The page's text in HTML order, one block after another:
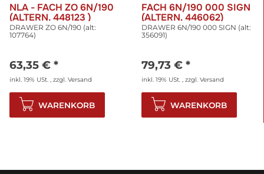
NLA - FACH ZO 6N/190
(ALTERN. 448123 )
DRAWER ZO 6N/190 (alt:
107764)
63,35 € *
inkl. 19% USt. , zzgl. Versand
WARENKORB
FACH 6N/190 000 SIGN
(ALTERN. 446062)
DRAWER 6N/190 000 SIGN (alt:
356091)
79,73 € *
inkl. 19% USt. , zzgl. Versand
WARENKORB